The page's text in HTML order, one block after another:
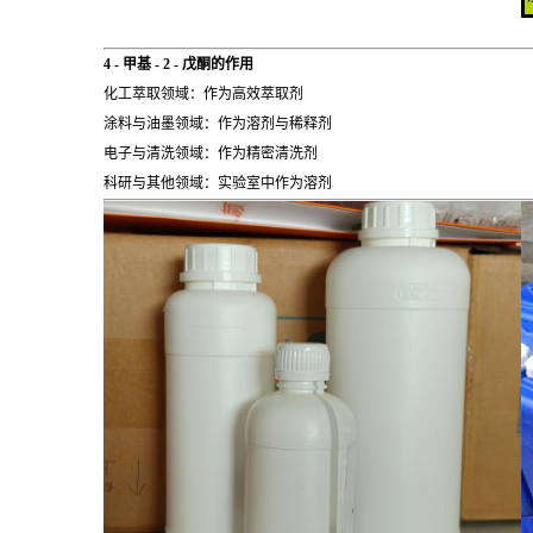
4 - 甲基 - 2 - 戊酮的作用
化工萃取领域：作为高效萃取剂
涂料与油墨领域：作为溶剂与稀释剂
电子与清洗领域：作为精密清洗剂
科研与其他领域：实验室中作为溶剂